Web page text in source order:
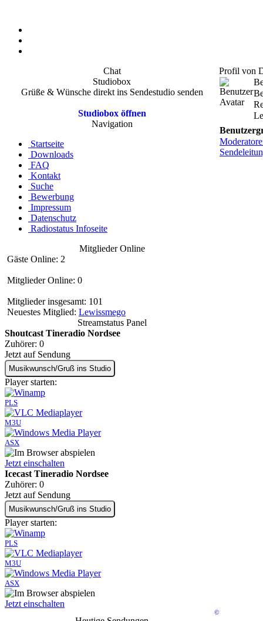
Chat
Studiobox
Grüße & Wünsche direkt ins Sendestudio senden
Studiobox öffnen
Navigation
Startseite
Downloads
FAQ
Kontakt
Suche
Bewerbung
Impressum
Datenschutz
Radiostatus Infoseite
Mitglieder Online
Gäste Online: 2
Mitglieder Online: 0
Mitglieder insgesamt: 101
Neuestes Mitglied: Lewissmego
Streamstatus Panel
Shoutcast Tineradio Nordsee
Zuhörer: 0
Jetzt auf Sendung
Musikwunsch/Gruß ins Studio
Player starten:
PLS
M3U
ASX
Jetzt einschalten
Icecast Tineradio Nordsee
Zuhörer: 0
Jetzt auf Sendung
Musikwunsch/Gruß ins Studio
Player starten:
PLS
M3U
ASX
Jetzt einschalten
©
Profil von